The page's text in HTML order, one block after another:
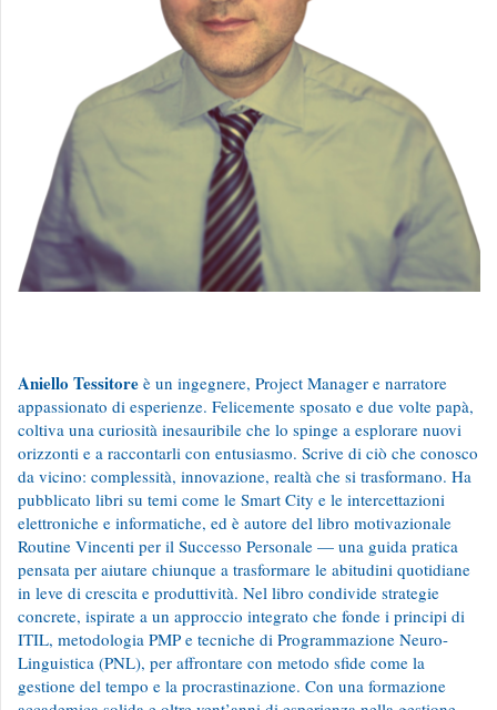
Aniello Tessitore è un ingegnere, Project Manager e narratore
appassionato di esperienze. Felicemente sposato e due volte papà,
coltiva una curiosità inesauribile che lo spinge a esplorare nuovi
orizzonti e a raccontarli con entusiasmo. Scrive di ciò che conosco
da vicino: complessità, innovazione, realtà che si trasformano. Ha
pubblicato libri su temi come le Smart City e le intercettazioni
elettroniche e informatiche, ed è autore del libro motivazionale
Routine Vincenti per il Successo Personale — una guida pratica
pensata per aiutare chiunque a trasformare le abitudini quotidiane
in leve di crescita e produttività. Nel libro condivide strategie
concrete, ispirate a un approccio integrato che fonde i principi di
ITIL, metodologia PMP e tecniche di Programmazione Neuro-
Linguistica (PNL), per affrontare con metodo sfide come la
gestione del tempo e la procrastinazione. Con una formazione